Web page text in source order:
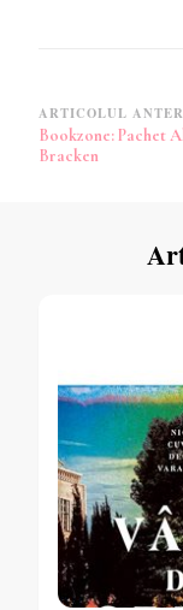
Navigare
în
ARTICOLUL
Bookzone: Pachet
Bracken